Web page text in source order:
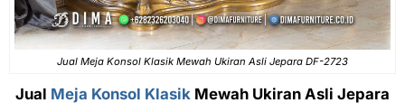
Jual Meja Konsol Klasik Mewah Ukiran Asli Jepara DF-2723
Jual Meja Konsol Klasik Mewah Ukiran Asli Jepara